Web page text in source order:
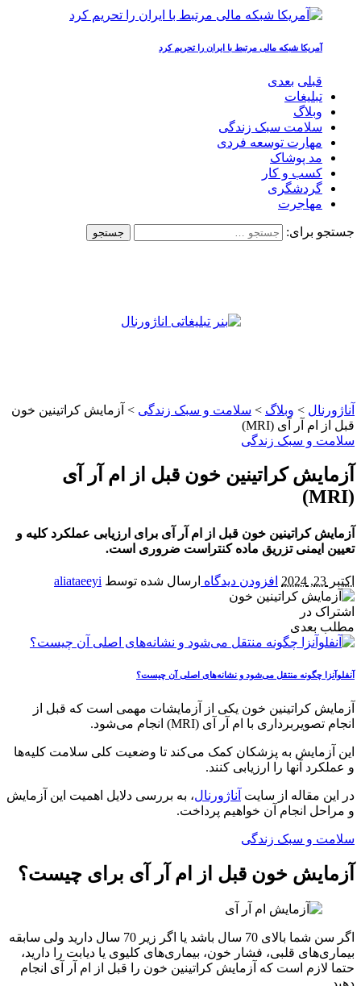
آمریکا شبکه مالی مرتبط با ایران را تحریم کرد
قبلی بعدی
تبلیغات
وبلاگ
سلامت سبک زندگی
مهارت توسعه فردی
مد پوشاک
کسب و کار
گردشگری
مهاجرت
جستجو برای:
آناژورنال > وبلاگ > سلامت و سبک زندگی > آزمایش کراتینین خون
قبل از ام آر آی (MRI)
سلامت و سبک زندگی
آزمایش کراتینین خون قبل از ام آر آی
(MRI)
آزمایش کراتینین خون قبل از ام آر آی برای ارزیابی عملکرد کلیه و
تعیین ایمنی تزریق ماده کنتراست ضروری است.
اکتبر 23, 2024 افزودن دیدگاه ارسال شده توسط aliataeeyi
اشتراک در
مطلب بعدی
آنفلوآنزا چگونه منتقل می‌شود و نشانه‌های اصلی آن چیست؟
آزمایش کراتینین خون یکی از آزمایشات مهمی است که قبل از
انجام تصویربرداری با ام آر آی (MRI) انجام می‌شود.
این آزمایش به پزشکان کمک می‌کند تا وضعیت کلی سلامت کلیه‌ها
و عملکرد آنها را ارزیابی کنند.
در این مقاله از سایت آناژورنال، به بررسی دلایل اهمیت این آزمایش
و مراحل انجام آن خواهیم پرداخت.
سلامت و سبک زندگی
آزمایش خون قبل از ام آر آی برای چیست؟
اگر سن شما بالای 70 سال باشد یا اگر زیر 70 سال دارید ولی سابقه
بیماری‌های قلبی، فشار خون، بیماری‌های کلیوی یا دیابت را دارید،
حتما لازم است که آزمایش کراتینین خون را قبل از ام آر آی انجام
دهید.